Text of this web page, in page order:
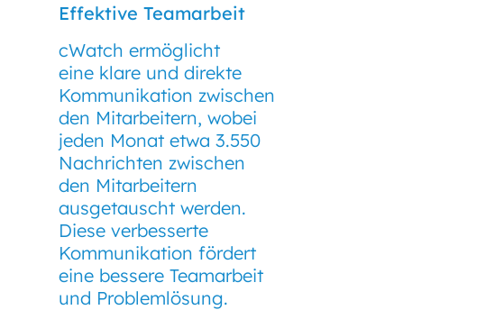
Effektive Teamarbeit
cWatch ermöglicht
eine klare und direkte
Kommunikation zwischen
den Mitarbeitern, wobei
jeden Monat etwa 3.550
Nachrichten zwischen
den Mitarbeitern
ausgetauscht werden.
Diese verbesserte
Kommunikation fördert
eine bessere Teamarbeit
und Problemlösung.